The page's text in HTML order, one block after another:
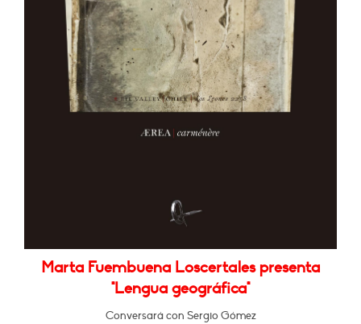
Marta Fuembuena Loscertales presenta
"Lengua geográfica"
Conversará con Sergio Gómez